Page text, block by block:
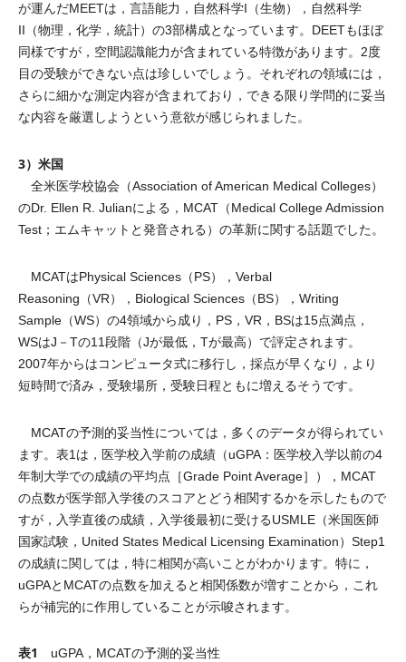
が運んだMEETは，言語能力，自然科学I（生物），自然科学
II（物理，化学，統計）の3部構成となっています。DEETもほぼ
同様ですが，空間認識能力が含まれている特徴があります。2度
目の受験ができない点は珍しいでしょう。それぞれの領域には，
さらに細かな測定内容が含まれており，できる限り学問的に妥当
な内容を厳選しようという意欲が感じられました。
3）米国
全米医学校協会（Association of American Medical Colleges）
のDr. Ellen R. Julianによる，MCAT（Medical College Admission
Test；エムキャットと発音される）の革新に関する話題でした。
MCATはPhysical Sciences（PS），Verbal
Reasoning（VR），Biological Sciences（BS），Writing
Sample（WS）の4領域から成り，PS，VR，BSは15点満点，
WSはJ－Tの11段階（Jが最低，Tが最高）で評定されます。
2007年からはコンピュータ式に移行し，採点が早くなり，より
短時間で済み，受験場所，受験日程ともに増えるそうです。
MCATの予測的妥当性については，多くのデータが得られてい
ます。表1は，医学校入学前の成績（uGPA：医学校入学以前の4
年制大学での成績の平均点［Grade Point Average］），MCAT
の点数が医学部入学後のスコアとどう相関するかを示したもので
すが，入学直後の成績，入学後最初に受けるUSMLE（米国医師
国家試験，United States Medical Licensing Examination）Step1
の成績に関しては，特に相関が高いことがわかります。特に，
uGPAとMCATの点数を加えると相関係数が増すことから，これ
らが補完的に作用していることが示唆されます。
表1 uGPA，MCATの予測的妥当性